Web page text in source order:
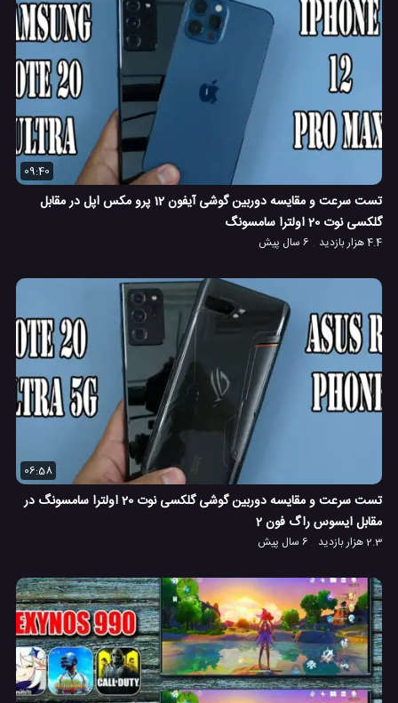
09:40
تست سرعت و مقایسه دوربین گوشی آیفون 12 پرو مکس اپل در مقابل
گلکسی نوت 20 اولترا سامسونگ
4.4 هزار بازدید 6 سال پیش
06:58
تست سرعت و مقایسه دوربین گوشی گلکسی نوت 20 اولترا سامسونگ در
مقابل ایسوس راگ فون 2
2.3 هزار بازدید 6 سال پیش